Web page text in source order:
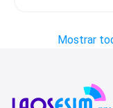
Mostrar